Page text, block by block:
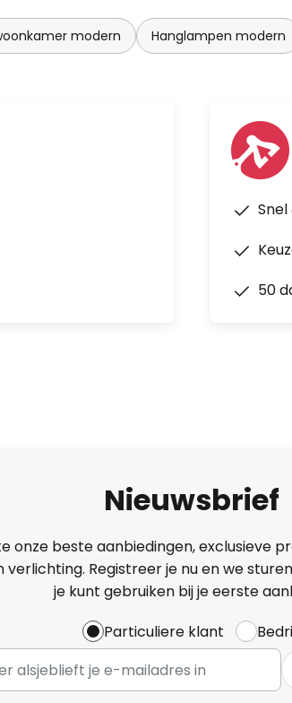
modern Hanglampen modern
50
Nieuwsbrief
onze beste aanbiedingen, exclusieve
Registreer je nu en we
je kunt gebruiken bij je eerste
Particuliere klant